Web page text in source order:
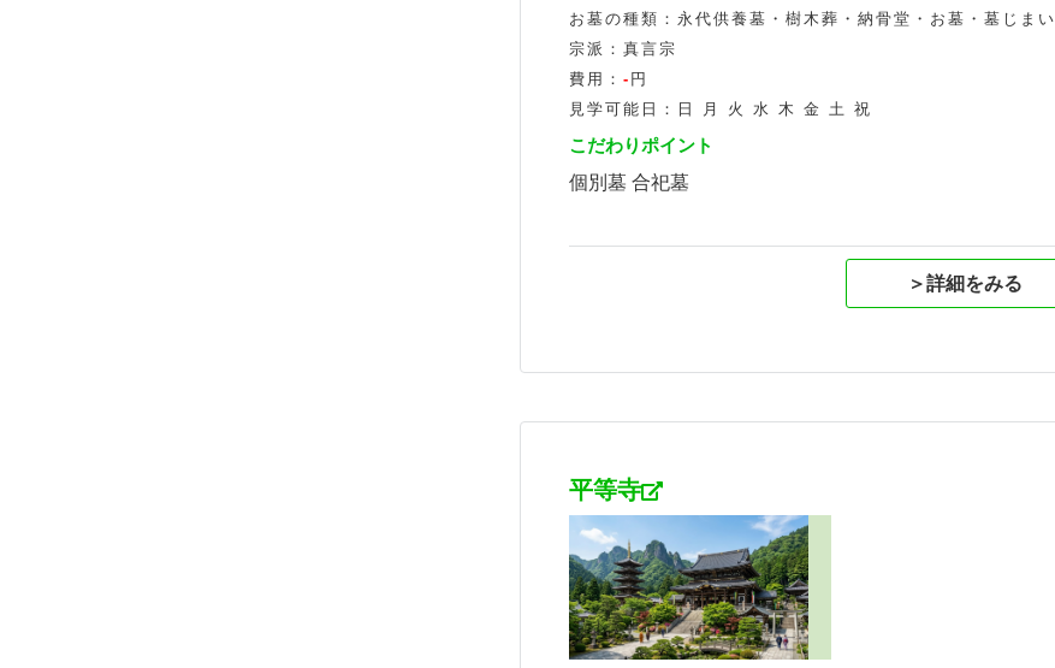
お墓の種類：永代供養墓・樹木葬・納骨堂・お墓・墓じまい
宗派：真言宗
費用： - 円
見学可能日：日 月 火 水 木 金 土 祝
こだわりポイント
個別墓 合祀墓
＞詳細をみる
平等寺